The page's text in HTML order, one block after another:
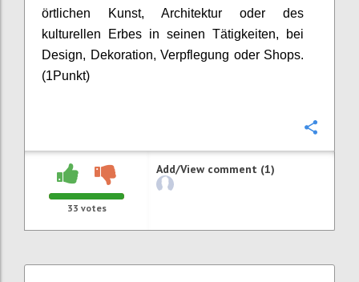
örtlichen Kunst, Architektur oder des
kulturellen Erbes in seinen Tätigkeiten, bei
Design, Dekoration, Verpflegung oder Shops.
(1Punkt)
33 votes
Add/View comment (1)